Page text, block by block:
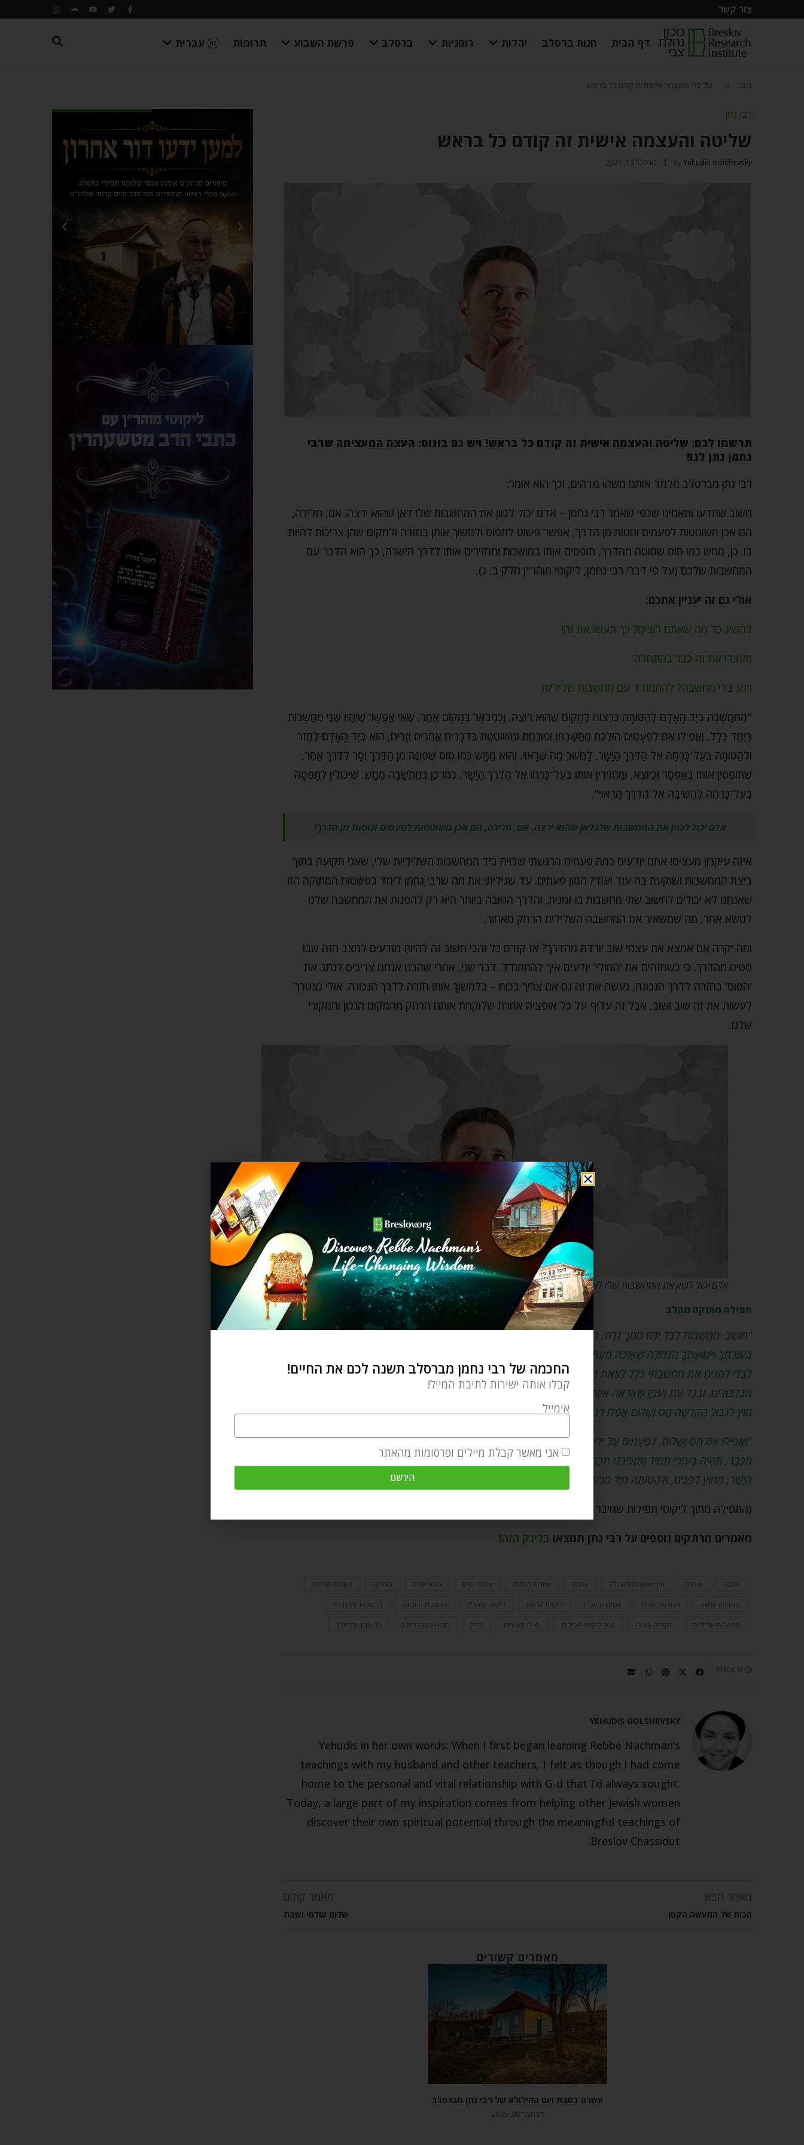
צור קשר
דף הבית חנות ברסלב יהדות רוחניות ברסלב פרשת השבוע תרומות עברית
בית שליטה והעצמה אישית זה קודם כל בראש
רבי נתן
שליטה והעצמה אישית זה קודם כל בראש
By Yehudis Golshevsky נובמבר 13, 2022
תרשמו לכם: שליטה והעצמה אישית זה קודם כל בראש! ויש גם בונוס: העצה המעצימה שרבי
נחמן נתן לנו!
רבי נתן מברסלב מלמד אותנו משהו מדהים, וכך הוא אומר:
חשוב שתדעו ותאמינו שכפי שאמר רבי נחמן – אדם יכול לכוון את המחשבות שלו לאן שהוא ירצה. אם, חלילה,
הם אכן משוטטות לפעמים ונוטות מן הדרך, אפשר פשוט לתפוס ולמשוך אותן בחזרה ולמקום שהן צריכות להיות
בו. כן, ממש כמו סוס שסוטה מהדרך, תופסים אותו במושכות ומחזירים אותו לדרך הישרה, כך הוא הדבר עם
המחשבות שלכם (על פי דברי רבי נחמן, ליקוטי מוהר"ן חלק ב, נ).
אולי גם זה יעניין אתכם:
להשיג כל מה שאתם רוצים? כך תעשו את זה!
תעצרו את זה כבר בהתחלה
רגע בלי מחשבה? להתמודד עם מחשבות שליליות
"הַמַּחֲשָׁבָה בְּיַד הָאָדָם לְהַטּוֹתָהּ כִּרְצוֹנוֹ לְמָקוֹם שֶׁהוּא רוֹצֶה, וְכַמְבֹאָר בְּמָקוֹם אַחֵר, שֶׁאִי אֶפְשָׁר שֶׁיִּהְיוּ שְׁנֵי מַחֲשָׁבוֹת
בְּיַחַד כְּלָל, וַאֲפִילּוּ אִם לִפְעָמִים הוֹלֶכֶת מַחֲשַׁבְתּוֹ וּפוֹרַחַת וּמְשׁוֹטֶטֶת בִּדְבָרִים אֲחֵרִים וְזָרִים, הוּא בְּיַד הָאָדָם לַחֲזֹר
וּלְהַטּוֹתָהּ בְּעַל־כָּרְחָהּ אֶל הַדֶּרֶךְ הַיָּשָׁר, לַחֲשֹׁב מַה שֶּׁרָאוּי. וְהוּא מַמָּשׁ כְּמוֹ סוּס שֶׁפּוֹנֶה מִן הַדֶּרֶךְ וְסָר לְדֶרֶךְ אַחֵר,
שֶׁתּוֹפְסִין אוֹתוֹ בְּאַפְסָר וְכַיּוֹצֵא, וּמַחֲזִירִין אוֹתוֹ בְּעַל־כָּרְחוֹ אֶל הַדֶּרֶךְ הַיָּשָׁר, כְּמוֹ־כֵן בְּמַחֲשָׁבָה מַמָּשׁ, שֶׁיְּכוֹלִין לְתָפְסָהּ
בְּעַל־כָּרְחָהּ לְהָשִׁיבָהּ אֶל הַדֶּרֶךְ הָרָאוּי".
אדם יכול לכוון את המחשבות שלו לאן שהוא ירצה. אם, חלילה, הם אכן משוטטות לפעמים ונוטות מן הדרך!
איזה עיקרון מעצים! אתם יודעים כמה פעמים הרגשתי שבויה ביד המחשבות השליליות שלי, שאני תקועה בתוך
ביצת המחשבות ושוקעת בה עוד ועוד? המון פעמים. עד שגיליתי את מה שרבי נחמן לימד בפשטות המתוקה הזו
שאנחנו לא יכולים לחשוב שתי מחשבות בו זמנית, והדרך הטובה ביותר היא רק להפנות את המחשבה שלנו
לנושא אחר, מה שמשאיר את המחשבה השלילית הרחק מאחור.
ומה יקרה אם אמצא את עצמי שוב יורדת מהדרך? אז קודם כל והכי חשוב זה להיות מודעים למצב הזה שבו
סטינו מהדרך. כי כשמזהים את 'החולי' יודעים איך להתמודד. דבר שני, אחרי שהבנו אנחנו צריכים לנתב את
'הסוס' בחזרה לדרך הנכונה, נעשה את זה גם אם צריך בכוח – בלמשוך אותו חזרה לדרך הנכונה. אולי נצטרך
לעשות את זה שוב ושוב, אבל זה עדיף על כל אופציה אחרת שלוקחת אותנו הרחק מהמקום הנכון והמקורי
שלנו.
אדם יכול לכוון את המחשבות שלו לאן שהוא ירצה
תפילה מתוקה מהלב
"חוֹשֵׁב מַחֲשָׁבוֹת לְבַל יִדַּח מִמְּךָ נִדָּח, רַחֵם עָלַי לְמַעַן שְׁמֶךָ, וֶהְיֵה בְּעֶזְרִי, עַל כֵּן בָּאתִי לְפָנֶיךָ מָלֵא רַחֲמִים, שֶׁתַּעַזְרֵנִי
בְּעֶזְרָתְךָ וִישׁוּעָתְךָ הַגְּדוֹלָה שֶׁאֶזְכֶּה מֵעַתָּה לִשְׁמֹר אֶת מַחֲשַׁבְתִּי הֵיטֵב הֵיטֵב בְּכָל מִינֵי שְׁמִירוֹת מְעֻלּוֹת, וְאֶזָּהֵר מֵעַתָּה
לִבְלִי לְהַנִּיחַ אֶת מַחֲשַׁבְתִּי כְּלָל לָצֵאת חוּץ לַשִׁטָּה חַס וְשָׁלוֹם אֲפִילּוּ כְּחוּט הַשַּׂעֲרָה, וַאֲפִילּוּ בִּקְדֻשָּׁה אֶזְכֶּה לְשָׁמְרָה
מִבִּלְבּוּלִים. וּבְכָל עֵת וְעִנְיָן שֶׁאֶרְאֶה אֵיזֶה בִּלְבּוּל הַדַּעַת אֶבְרַח וְאֶמָּלֵט מִשָּׁם מְהֵרָה, מִכָּל שֶׁכֵּן שֶׁלֹּא תֵצֵא מַחֲשַׁבְתִּי
חוּץ לִגְבוּל הַקְּדֻשָּׁה חַס וְשָׁלוֹם אֲפִלּוּ רֶגַע קַלָּה.
"וַאֲפִילּוּ אִם חַס וְשָׁלוֹם, לִפְעָמִים עַל יְדֵי אֵיזֶה הֶסַּח הַדַּעַת תִּפְרַח וְתֵצֵא פִּתְאֹום מַחֲשַׁבְתִּי לַחוּץ מֵחֲמַת גֹּדֶל הַהֶרְגֵּל
מִכְּבָר, תִּהְיֶה בְעֶזְרִי תָמִיד וְתַזְכִּירֵנִי תֵכֶף וּמִיָּד בְּלִי שְׁהִיָּה וְחִמּוּץ הַמֹּחַ כְּלָל, שֶׁאֶתְפֹּס אֶת מַחֲשַׁבְתִּי מִיָּד לַהֲשִׁיבָהּ לְדֶרֶךְ
הַיָּשָׁר, מִחוּץ לִפְנִים, וּלְהַטּוֹתָהּ מִיָּד מֵרַע לְטוֹב, מֵחֹל לְקֹדֶשׁ"
(התפילה מתוך ליקוטי תפילות שחיבר רבי נתן מברסלב, חלק ב, לא).
מאמרים מרתקים נוספים על רבי נתן תמצאו בלינק הזה!
אזמרה אין ייאוש בעולם כלל אמונה אמונת חכמים אתגרי חיים בורא עולם הצלחה השגחה פרטית
התחלה חדשה חיים מאושרים חשיבה חיובית ליקוטי הלכות ליקוטי מוהר"ן מחשבות חיוביות מחשבות טורדניות
מחשבות שליליות נקודות טובות ספר ליקוטי תפילות עצות מעשיות צדיק רבי נחמן מברסלב רבי נתן מברסלב
0 תגובות
YEHUDIS GOLSHEVSKY
Yehudis in her own words: When I first began learning Rebbe Nachman’s
teachings with my husband and other teachers, I felt as though I had come
home to the personal and vital relationship with G-d that I’d always sought.
Today, a large part of my inspiration comes from helping other Jewish women
discover their own spiritual potential through the meaningful teachings of
Breslov Chassidut.
מאמר הבא
הכוח של המעשה הקטן
מאמר קודם
שלום עולמי ושבת
מאמרים קשורים
עשרה בטבת ויום ההילולא של רבי נתן מברסלב
דצמבר 30, 2025
החכמה של רבי נחמן מברסלב תשנה לכם את החיים!
קבלו אותה ישירות לתיבת המייל!
אימייל
אני מאשר קבלת מיילים ופרסומות מהאתר
הירשם